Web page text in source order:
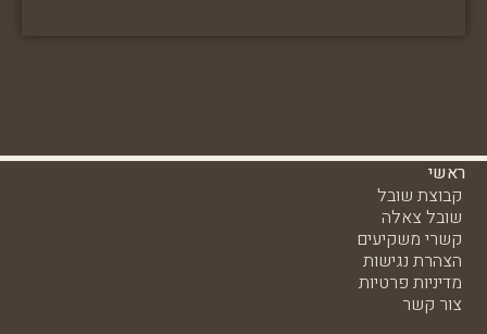
ראשי
קבוצת שובל
שובל צאלה
קשרי משקיעים
הצהרת נגישות
מדיניות פרטיות
צור קשר